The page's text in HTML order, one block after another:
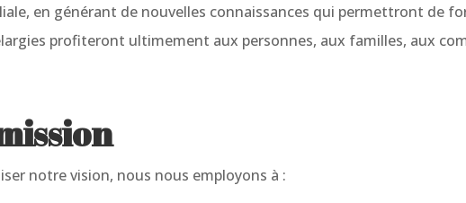
en générant de nouvelles connaissances qui permettront de
profiteront ultimement aux personnes, aux familles, aux
notre vision, nous nous employons à :